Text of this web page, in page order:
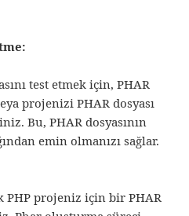
test etmek için, PHAR
projenizi PHAR dosyası
Bu, PHAR dosyasının
emin olmanızı sağlar.
PHP projeniz için bir PHAR